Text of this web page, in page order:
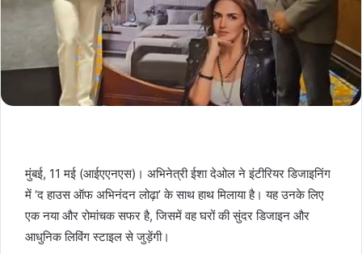
मुंबई, 11 मई (आईएएनएस)। अभिनेत्री ईशा देओल ने इंटीरियर डिजाइनिंग
में ‘द हाउस ऑफ अभिनंदन लोढ़ा’ के साथ हाथ मिलाया है। यह उनके लिए
एक नया और रोमांचक सफर है, जिसमें वह घरों की सुंदर डिजाइन और
आधुनिक लिविंग स्टाइल से जुड़ेंगी।